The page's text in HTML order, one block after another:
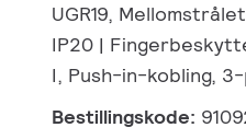
UGR19,
IP20 |
I, Push-in-kobling,
Bestillingskode: